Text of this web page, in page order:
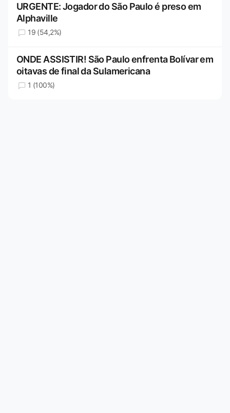
URGENTE: Jogador do São Paulo é preso em
Alphaville
19 (54,2%)
ONDE ASSISTIR! São Paulo enfrenta Bolívar em
oitavas de final da Sulamericana
1 (100%)